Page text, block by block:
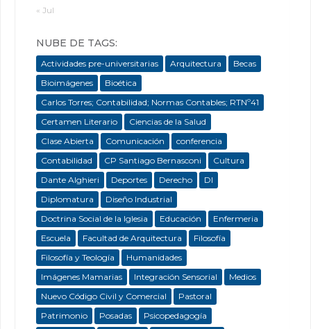
« Jul
NUBE DE TAGS:
Actividades pre-universitarias Arquitectura
Becas
Bioimágenes
Bioética
Carlos Torres; Contabilidad; Normas Contables; RTNº41
Certamen Literario
Ciencias de la Salud
Clase Abierta
Comunicación
conferencia
Contabilidad
CP Santiago Bernasconi
Cultura
Dante Alghieri
Deportes Derecho
DI
Diplomatura
Diseño Industrial
Doctrina Social de la Iglesia
Educación
Enfermeria
Escuela
Facultad de Arquitectura
Filosofía
Filosofía y Teología
Humanidades
Imágenes Mamarias
Integración Sensorial
Medios
Nuevo Código Civil y Comercial
Pastoral
Patrimonio
Posadas
Psicopedagogía